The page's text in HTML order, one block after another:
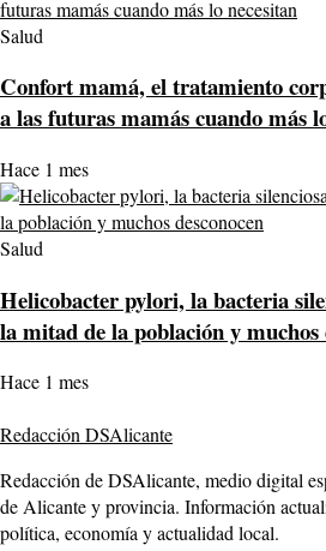
Salud
Confort mamá, el tratamiento
a las futuras mamás cuando más
Hace 1 mes
Salud
Helicobacter pylori, la bacteria
la mitad de la población y muchos
Hace 1 mes
Redacción DSAlicante
Redacción de DSAlicante, medio digital
de Alicante y provincia. Información
política, economía y actualidad local.